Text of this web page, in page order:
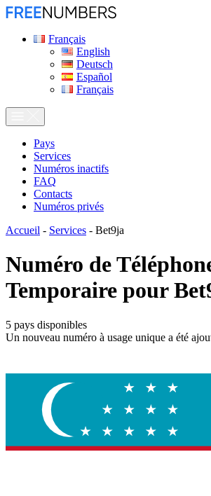
Français
English
Deutsch
Español
Français
Pays
Services
Numéros inactifs
FAQ
Contacts
Numéros privés
Accueil - Services - Bet9ja
Numéro de
Temporaire pour
5 pays disponibles
Un nouveau numéro à usage unique a été